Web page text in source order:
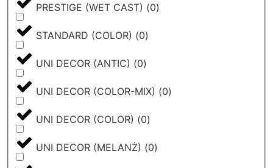
PRESTIGE (WET CAST) (0)
STANDARD (COLOR) (0)
UNI DECOR (ANTIC) (0)
UNI DECOR (COLOR-MIX) (0)
UNI DECOR (COLOR) (0)
UNI DECOR (MELANŻ) (0)